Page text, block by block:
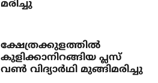
മരിച്ചു
ക്ഷേത്രക്കുളത്തിൽ
കുളിക്കാനിറങ്ങിയ പ്ലസ്
വൺ വിദ്യാർഥി മുങ്ങിമരിച്ചു